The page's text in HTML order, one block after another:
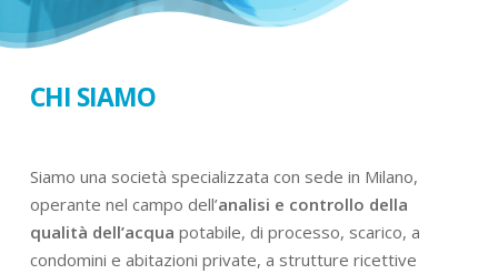
CHI SIAMO
Siamo una società specializzata con sede in Milano,
operante nel campo dell’analisi e controllo della
qualità dell’acqua potabile, di processo, scarico, a
condomini e abitazioni private, a strutture ricettive